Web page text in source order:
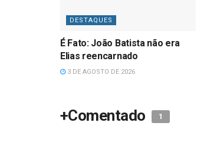
DESTAQUES
É Fato: João Batista não era
Elias reencarnado
3 DE AGOSTO DE 2026
+Comentado 1